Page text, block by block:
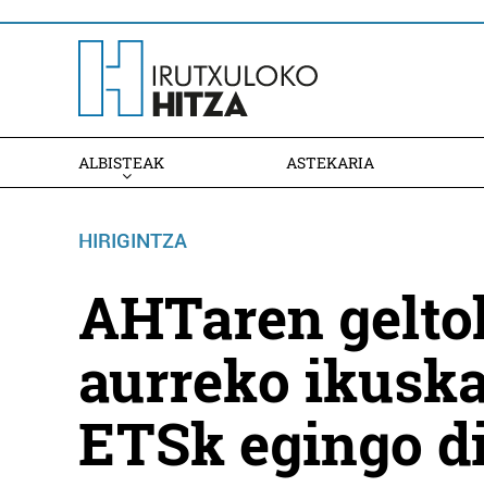
ALBISTEAK ASTEKARIA
HIRIGINTZA
AHTaren
aurreko
ETSk egingo